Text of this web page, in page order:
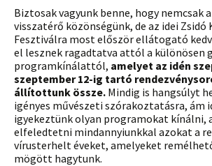
Biztosak vagyunk benne, hogy nemcsak
visszatérő közönségünk, de az idei Zsidó
Fesztiválra most először ellátogató
el lesznek ragadtatva attól a különösen
programkínálattól, amelyet az idén
szeptember 12-ig tartó
állítottunk össze. Mindig is hangsúlyt
igényes művészeti szórakoztatásra, ám
igyekeztünk olyan programokat kínálni,
elfeledtetni mindannyiunkkal azokat a
vírusterhelt éveket, amelyeket
mögött hagytunk.